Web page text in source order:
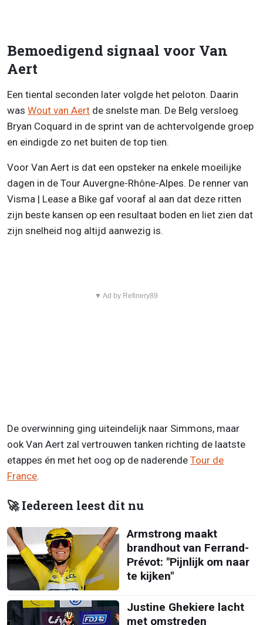
Bemoedigend signaal voor Van
Aert
Een tiental seconden later volgde het peloton. Daarin
was Wout van Aert de snelste man. De Belg versloeg
Bryan Coquard in de sprint van de achtervolgende groep
en eindigde zo net buiten de top tien.
Voor Van Aert is dat een opsteker na enkele moeilijke
dagen in de Tour Auvergne-Rhône-Alpes. De renner van
Visma | Lease a Bike gaf vooraf al aan dat deze ritten
zijn beste kansen op een resultaat boden en liet zien dat
zijn snelheid nog altijd aanwezig is.
▼ Ad by Refinery89
De overwinning ging uiteindelijk naar Simmons, maar
ook Van Aert zal vertrouwen tanken richting de laatste
etappes én met het oog op de naderende Tour de
France.
🚀 Iedereen leest dit nu
Armstrong maakt
brandhout van Ferrand-
Prévot: "Pijnlijk om naar
te kijken"
Justine Ghekiere lacht
met omstreden